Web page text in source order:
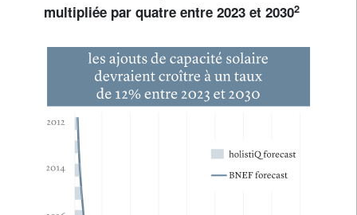
multipliée par quatre entre 2023 et 20302